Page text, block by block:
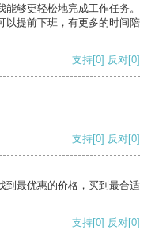
够更轻松地完成工作任务。
以提前下班，有更多的时间陪
支持[0] 反对[0]
支持[0] 反对[0]
到最优惠的价格，买到最合适
支持[0] 反对[0]